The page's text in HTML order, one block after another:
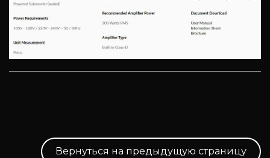
Вернуться на предыдущую страницу